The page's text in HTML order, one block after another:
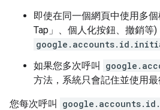
即使在同一個網頁中使用多
Tap」、個人化按鈕、撤銷等
如果您多次呼叫
方法，系統只會記住並使用最
您每次呼叫